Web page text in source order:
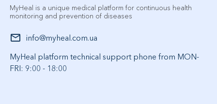
MyHeal is a unique medical platform for continuous health
monitoring and prevention of diseases
info@myheal.com.ua
MyHeal platform technical support phone from MON-
FRI: 9:00 - 18:00